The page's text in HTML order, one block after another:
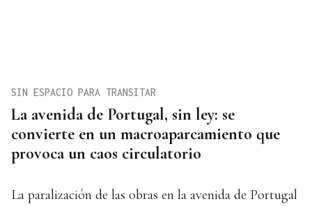
La avenida de Portugal, sin ley: se
convierte en un macroaparcamiento que
provoca un caos circulatorio
SIN ESPACIO PARA TRANSITAR
La paralización de las obras en la avenida de Portugal